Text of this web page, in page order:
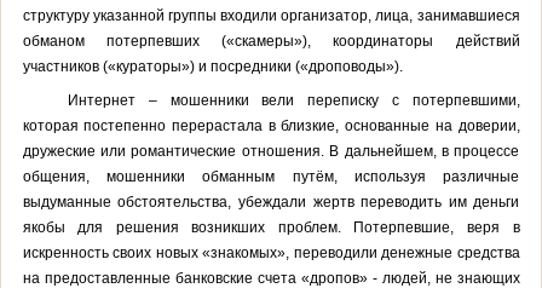
структуру указанной группы входили организатор, лица, занимавшиеся
обманом потерпевших («скамеры»), координаторы действий
участников («кураторы») и посредники («дроповоды»).
Интернет – мошенники вели переписку с потерпевшими,
которая постепенно перерастала в близкие, основанные на доверии,
дружеские или романтические отношения. В дальнейшем, в процессе
общения, мошенники обманным путём, используя различные
выдуманные обстоятельства, убеждали жертв переводить им деньги
якобы для решения возникших проблем. Потерпевшие, веря в
искренность своих новых «знакомых», переводили денежные средства
на предоставленные банковские счета «дропов» - людей, не знающих